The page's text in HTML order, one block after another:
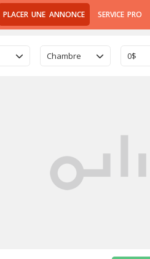
PLACER UNE ANNONCE SERVICE PRO
Chambre 0$